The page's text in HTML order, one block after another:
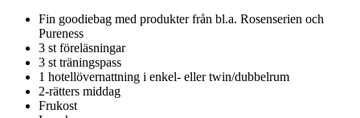
Fin goodiebag med produkter från bl.a. Rosenserien och
Pureness
3 st föreläsningar
3 st träningspass
1 hotellövernattning i enkel- eller twin/dubbelrum
2-rätters middag
Frukost